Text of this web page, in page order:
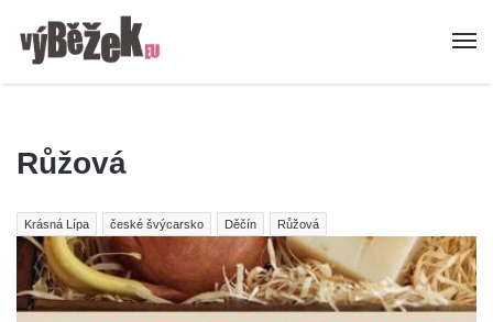
Růžová
Krásná Lípa české švýcarsko Děčín Růžová